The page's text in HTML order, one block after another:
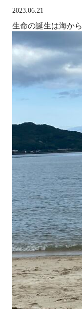
2023.06.21
生命の誕生は海から